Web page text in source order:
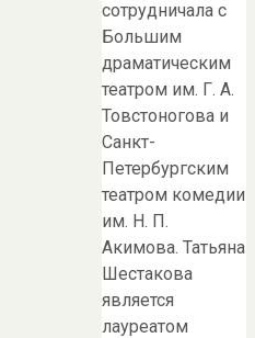
сотрудничала с
Большим
драматическим
театром им. Г. А.
Товстоногова и
Санкт-
Петербургским
театром комедии
им. Н. П.
Акимова. Татьяна
Шестакова
является
лауреатом